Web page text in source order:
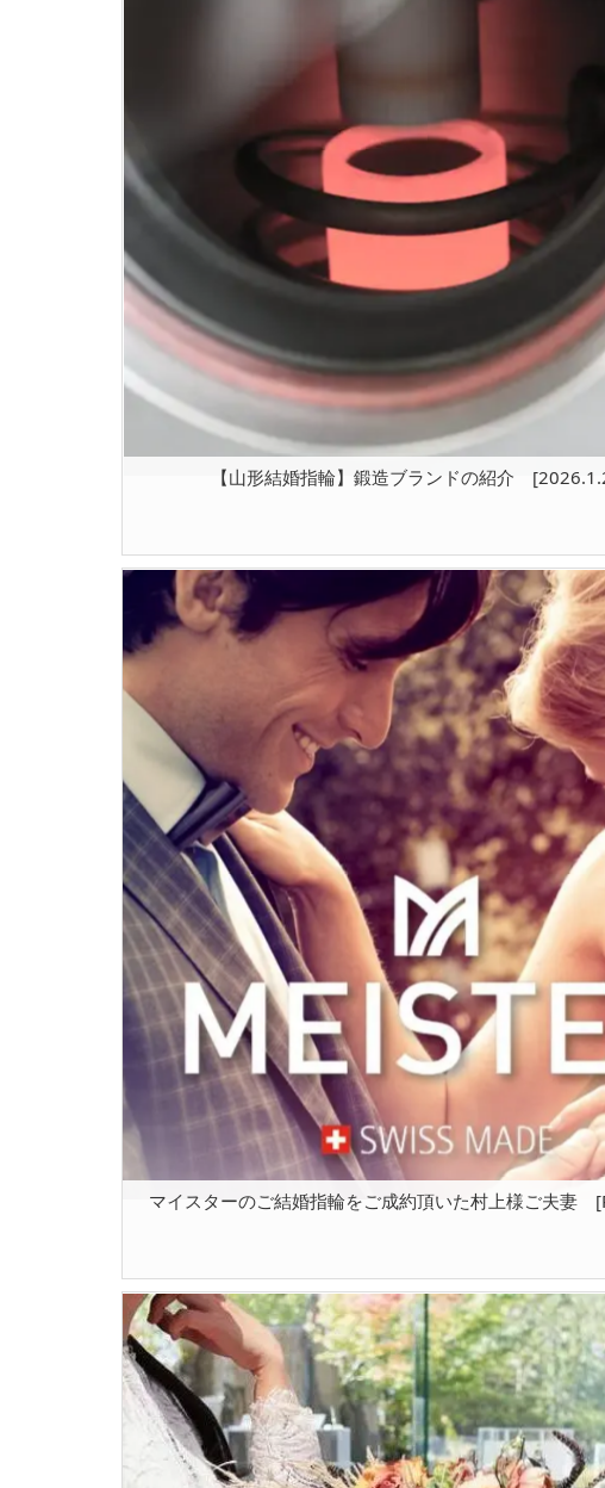
【山形結婚指輪】鍛造ブランドの紹介
マイスターのご結婚指輪をご成約頂いた村上様ご夫妻